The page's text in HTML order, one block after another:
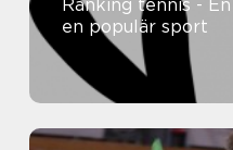
Ranking tennis -
en populär sport